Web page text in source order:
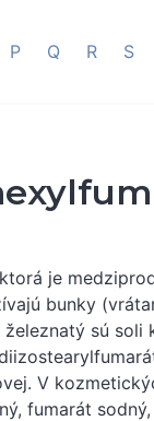
P Q R S
je
bunky
sú soli
V
fumarát